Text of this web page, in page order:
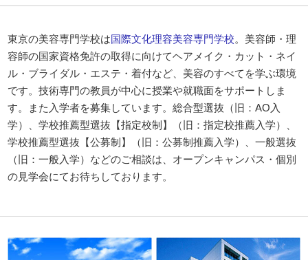
東京の美容専門学校は国際文化理容美容専門学校。美容師・理
容師の国家資格免許の取得に向けてヘアメイク・カット・ネイ
ル・ブライダル・エステ・着付など、美容のすべてを学ぶ環境
です。技術専門の教員が中心に授業や就職面をサポートしま
す。また入学者を募集しています。総合型選抜（旧：AO入
学）、学校推薦型選抜【指定校制】（旧：指定校推薦入学）、
学校推薦型選抜【公募制】（旧：公募制推薦入学）、一般選抜
（旧：一般入学）などのご相談は、オープンキャンパス・個別
の見学会にてお待ちしております。